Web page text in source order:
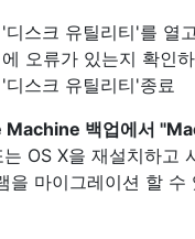
'디스크 유틸리티'를 열
에 오류가 있는지 확인
'디스크 유틸리티'종료
Machine 백업에서
는 OS X을 재설치하고
을 마이그레이션 할 수